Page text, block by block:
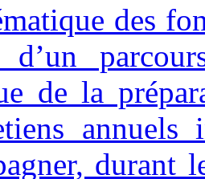
des
d’un
de la
annuels
durant